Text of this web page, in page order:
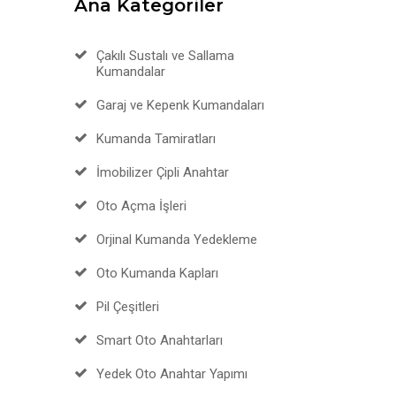
Ana Kategoriler
Çakılı Sustalı ve Sallama
Kumandalar
Garaj ve Kepenk Kumandaları
Kumanda Tamiratları
İmobilizer Çipli Anahtar
Oto Açma İşleri
Orjinal Kumanda Yedekleme
Oto Kumanda Kapları
Pil Çeşitleri
Smart Oto Anahtarları
Yedek Oto Anahtar Yapımı